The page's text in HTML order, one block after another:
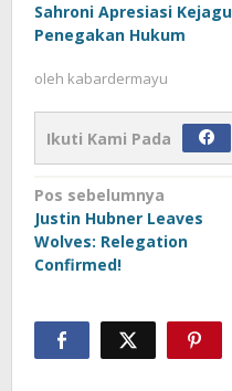
Sahroni Apresiasi
Penegakan Hukum
oleh kabardermayu
Ikuti Kami Pada
Navigasi
pos
Pos sebelumnya
Justin Hubner Leaves
Wolves: Relegation
Confirmed!